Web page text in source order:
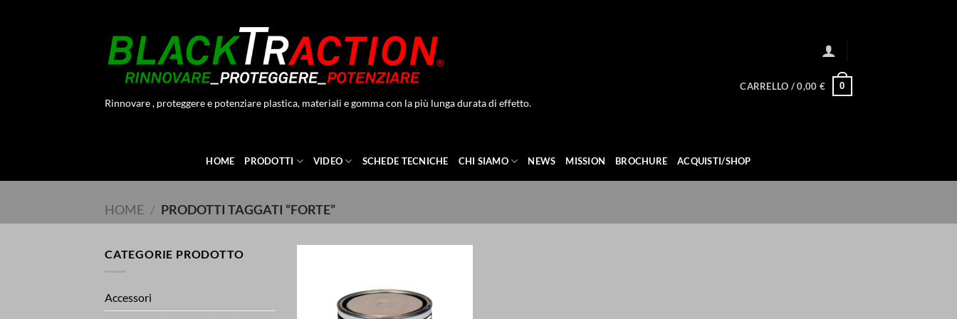
Rinnovare , proteggere e potenziare plastica, materiali e gomma con la più lunga durata di effetto.
CARRELLO /0,00 € 0
HOME PRODOTTI VIDEO SCHEDE TECNICHE CHI SIAMO NEWS MISSION BROCHURE ACQUISTI/SHOP
HOME / PRODOTTI TAGGATI “FORTE”
CATEGORIE PRODOTTO
Accessori